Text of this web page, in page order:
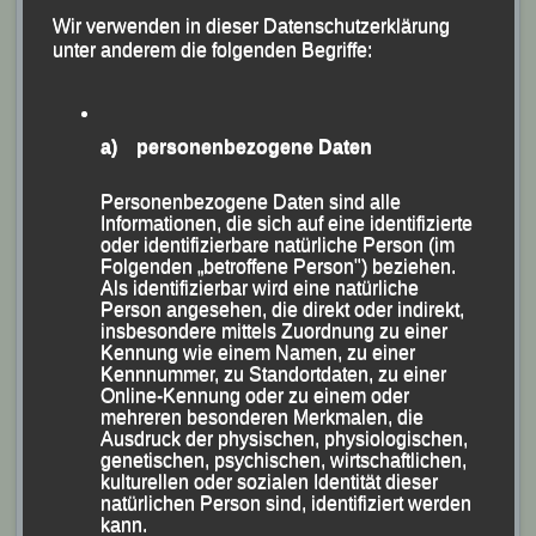
bewältigen war. Startläufer Dr. Andreas Feldschmid
brachte das Quartett vom Start weg in Führung, die von
ausgebaut wurde und Schlussläufer Tobias Kapfer
brachte den Sieg dann sicher „nach Hause“. Mit 37:18
über drei Minuten auf die weiteren Plätze.
Bei der Siegerehrung auf der Altöttinger Hofdult war
sich das Quartett sicher, baldmöglichst die nächste
Staffel-Herausforderung in Angriff zu nehmen.
Wir verwenden in dieser Datenschutzerklärung
unter anderem die folgenden Begriffe:
a) personenbezogene Daten
Personenbezogene Daten sind alle
Informationen, die sich auf eine identifizierte
oder identifizierbare natürliche Person (im
Folgenden „betroffene Person") beziehen.
Als identifizierbar wird eine natürliche
Person angesehen, die direkt oder indirekt,
insbesondere mittels Zuordnung zu einer
Kennung wie einem Namen, zu einer
Kennnummer, zu Standortdaten, zu einer
Online-Kennung oder zu einem oder
mehreren besonderen Merkmalen, die
Ausdruck der physischen, physiologischen,
genetischen, psychischen, wirtschaftlichen,
kulturellen oder sozialen Identität dieser
natürlichen Person sind, identifiziert werden
kann.